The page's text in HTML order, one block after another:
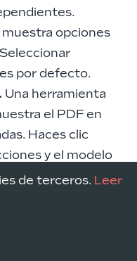
de terceros. Leer
opciones
por defecto.
Una herramienta
el PDF en
Haces clic
y el modelo
real.
los sistemas.